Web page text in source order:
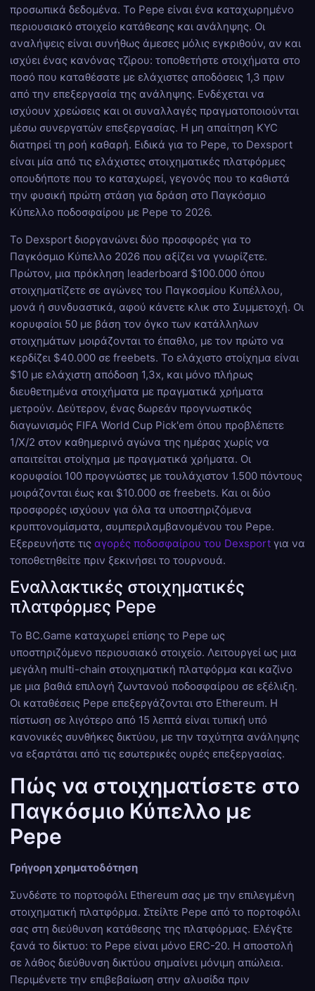
προσωπικά δεδομένα. Το Pepe είναι ένα καταχωρημένο
περιουσιακό στοιχείο κατάθεσης και ανάληψης. Οι
αναλήψεις είναι συνήθως άμεσες μόλις εγκριθούν, αν και
ισχύει ένας κανόνας τζίρου: τοποθετήστε στοιχήματα στο
ποσό που καταθέσατε με ελάχιστες αποδόσεις 1,3 πριν
από την επεξεργασία της ανάληψης. Ενδέχεται να
ισχύουν χρεώσεις και οι συναλλαγές πραγματοποιούνται
μέσω συνεργατών επεξεργασίας. Η μη απαίτηση KYC
διατηρεί τη ροή καθαρή. Ειδικά για το Pepe, το Dexsport
είναι μία από τις ελάχιστες στοιχηματικές πλατφόρμες
οπουδήποτε που το καταχωρεί, γεγονός που το καθιστά
την φυσική πρώτη στάση για δράση στο Παγκόσμιο
Κύπελλο ποδοσφαίρου με Pepe το 2026.
Το Dexsport διοργανώνει δύο προσφορές για το
Παγκόσμιο Κύπελλο 2026 που αξίζει να γνωρίζετε.
Πρώτον, μια πρόκληση leaderboard $100.000 όπου
στοιχηματίζετε σε αγώνες του Παγκοσμίου Κυπέλλου,
μονά ή συνδυαστικά, αφού κάνετε κλικ στο Συμμετοχή. Οι
κορυφαίοι 50 με βάση τον όγκο των κατάλληλων
στοιχημάτων μοιράζονται το έπαθλο, με τον πρώτο να
κερδίζει $40.000 σε freebets. Το ελάχιστο στοίχημα είναι
$10 με ελάχιστη απόδοση 1,3x, και μόνο πλήρως
διευθετημένα στοιχήματα με πραγματικά χρήματα
μετρούν. Δεύτερον, ένας δωρεάν προγνωστικός
διαγωνισμός FIFA World Cup Pick'em όπου προβλέπετε
1/X/2 στον καθημερινό αγώνα της ημέρας χωρίς να
απαιτείται στοίχημα με πραγματικά χρήματα. Οι
κορυφαίοι 100 προγνώστες με τουλάχιστον 1.500 πόντους
μοιράζονται έως και $10.000 σε freebets. Και οι δύο
προσφορές ισχύουν για όλα τα υποστηριζόμενα
κρυπτονομίσματα, συμπεριλαμβανομένου του Pepe.
Εξερευνήστε τις αγορές ποδοσφαίρου του Dexsport για να
τοποθετηθείτε πριν ξεκινήσει το τουρνουά.
Εναλλακτικές στοιχηματικές
πλατφόρμες Pepe
Το BC.Game καταχωρεί επίσης το Pepe ως
υποστηριζόμενο περιουσιακό στοιχείο. Λειτουργεί ως μια
μεγάλη multi-chain στοιχηματική πλατφόρμα και καζίνο
με μια βαθιά επιλογή ζωντανού ποδοσφαίρου σε εξέλιξη.
Οι καταθέσεις Pepe επεξεργάζονται στο Ethereum. Η
πίστωση σε λιγότερο από 15 λεπτά είναι τυπική υπό
κανονικές συνθήκες δικτύου, με την ταχύτητα ανάληψης
να εξαρτάται από τις εσωτερικές ουρές επεξεργασίας.
Πώς να στοιχηματίσετε στο
Παγκόσμιο Κύπελλο με
Pepe
Γρήγορη χρηματοδότηση
Συνδέστε το πορτοφόλι Ethereum σας με την επιλεγμένη
στοιχηματική πλατφόρμα. Στείλτε Pepe από το πορτοφόλι
σας στη διεύθυνση κατάθεσης της πλατφόρμας. Ελέγξτε
ξανά το δίκτυο: το Pepe είναι μόνο ERC-20. Η αποστολή
σε λάθος διεύθυνση δικτύου σημαίνει μόνιμη απώλεια.
Περιμένετε την επιβεβαίωση στην αλυσίδα πριν